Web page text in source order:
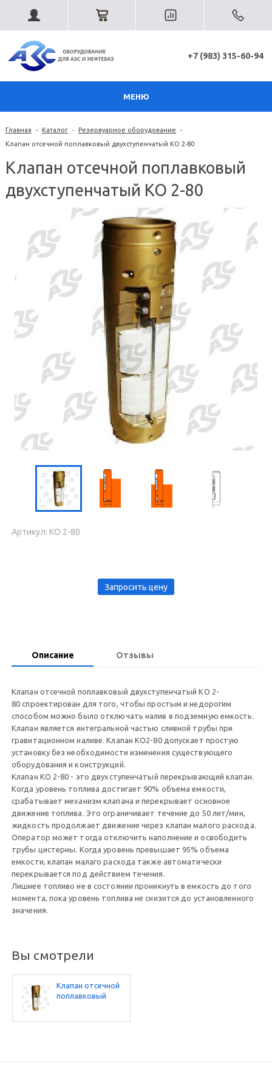
+7 (983) 315-60-94
МЕНЮ
Главная - Каталог - Резервуарное оборудование
-
Клапан отсечной поплавковый двухступенчатый KO 2-80
Клапан отсечной поплавковый
двухступенчатый KO 2-80
Артикул: KO 2-80
Запросить цену
Описание Отзывы
Клапан отсечной поплавковый двухступенчатый KO 2-
80 спроектирован для того, чтобы простым и недорогим
способом можно было отключать налив в подземную емкость.
Клапан является интегральной частью сливной трубы при
гравитационном наливе. Клапан КО2-80 допускает простую
установку без необходимости изменения существующего
оборудования и конструкций.
Клапан КО 2-80 - это двухступенчатый перекрывающий клапан.
Когда уровень топлива достигает 90% объема емкости,
срабатывает механизм клапана и перекрывает основное
движение топлива. Это ограничивает течение до 50 лит/мин,
жидкость продолжает движение через клапан малого расхода.
Оператор может тогда отключить наполнение и освободить
трубы цистерны. Когда уровень превышает 95% объема
емкости, клапан малаго расхода также автоматически
перекрывается под действием течения.
Лишнее топливо не в состоянии проникнуть в емкость до того
момента, пока уровень топлива не снизится до установленного
значения.
Вы смотрели
Клапан отсечной
поплавковый